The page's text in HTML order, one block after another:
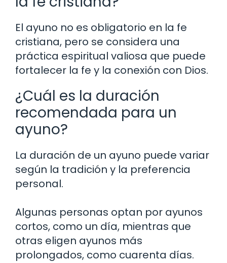
El ayuno no es obligatorio en la fe
cristiana, pero se considera una
práctica espiritual valiosa que puede
fortalecer la fe y la conexión con Dios.
¿Cuál es la duración
recomendada para un
ayuno?
La duración de un ayuno puede variar
según la tradición y la preferencia
personal.
Algunas personas optan por ayunos
cortos, como un día, mientras que
otras eligen ayunos más
prolongados, como cuarenta días.